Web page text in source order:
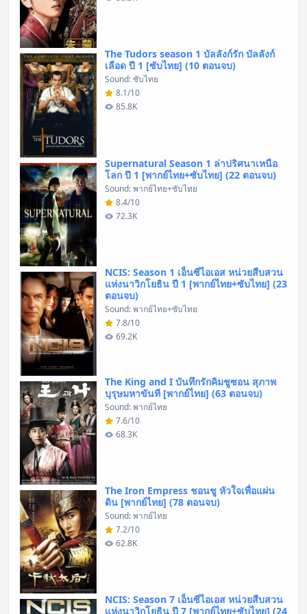
The Tudors season 1 บัลลังก์รัก บัลลังก์
เลือด ปี 1 [ซับไทย] (10 ตอนจบ)
Sound: ซับไทย
8.1/10
85.8K
Supernatural Season 1 ล่าปริศนาเหนือ
โลก ปี 1 [พากย์ไทย+ซับไทย] (22 ตอนจบ)
Sound: พากย์ไทย+ซับไทย
8.4/10
72.3K
NCIS: Season 1 เอ็นซีไอเอส หน่วยสืบสวน
แห่งนาวิกโยธิน ปี 1 [พากย์ไทย+ซับไทย] (23
ตอนจบ)
Sound: พากย์ไทย+ซับไทย
7.8/10
69.2K
The King and I บันทึกรักคิมชูซอน สุภาพ
บุรุษมหาขันที [พากย์ไทย] (63 ตอนจบ)
Sound: พากย์ไทย
7.6/10
68.3K
The Iron Empress ชอนชู หัวใจเพื่อแผ่น
ดิน [พากย์ไทย] (78 ตอนจบ)
Sound: พากย์ไทย
7.2/10
62.8K
NCIS: Season 7 เอ็นซีไอเอส หน่วยสืบสวน
แห่งนาวิกโยธิน ปี 7 [พากย์ไทย+ซับไทย] (24